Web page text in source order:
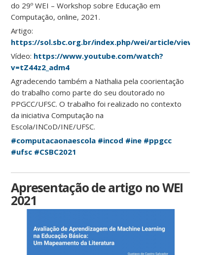
do 29º WEI – Workshop sobre Educação em
Computação, online, 2021.
Artigo:
https://sol.sbc.org.br/index.php/wei/article/view/15913
Vídeo: https://www.youtube.com/watch?
v=tZ44z2_adm4
Agradecendo também a Nathalia pela coorientação
do trabalho como parte do seu doutorado no
PPGCC/UFSC. O trabalho foi realizado no contexto
da iniciativa Computação na
Escola/INCoD/INE/UFSC.
#computacaonaescola #incod #ine #ppgcc
#ufsc #CSBC2021
Apresentação de artigo no WEI
2021